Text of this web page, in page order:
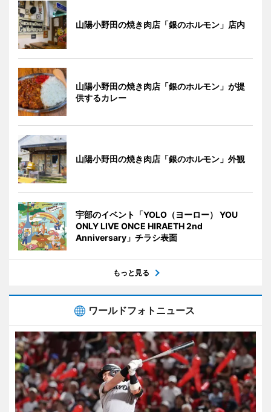
山陽小野田の焼き肉店「銀のホルモン」店内
山陽小野田の焼き肉店「銀のホルモン」が提
供するカレー
山陽小野田の焼き肉店「銀のホルモン」外観
宇部のイベント「YOLO（ヨーロー） YOU
ONLY LIVE ONCE HIRAETH 2nd
Anniversary」チラシ表面
もっと見る
ワールドフォトニュース